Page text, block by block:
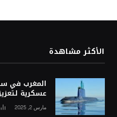
الأكثر مشاهدة
المغرب في
عسكرية
مارس 2, 2025